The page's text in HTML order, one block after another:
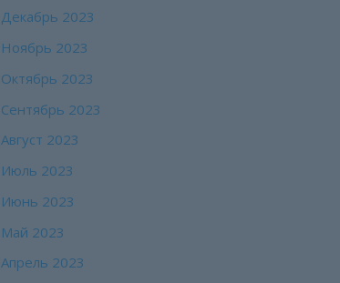
Декабрь 2023
Ноябрь 2023
Октябрь 2023
Сентябрь 2023
Август 2023
Июль 2023
Июнь 2023
Май 2023
Апрель 2023